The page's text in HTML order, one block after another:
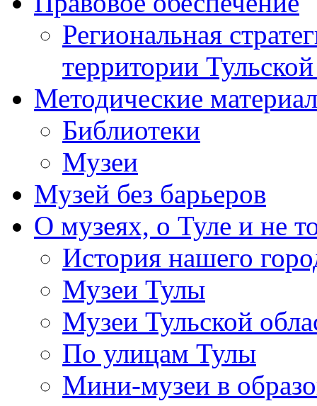
Региональная
территории
Методические
Библиотеки
Музеи
Музей без барьеров
О музеях, о Туле и не
История нашего
Музеи Тулы
Музеи Тульской
По улицам Тулы
Мини-музеи в